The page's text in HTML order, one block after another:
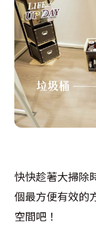
快快趁著大掃除
個最方便有效的
空間吧！